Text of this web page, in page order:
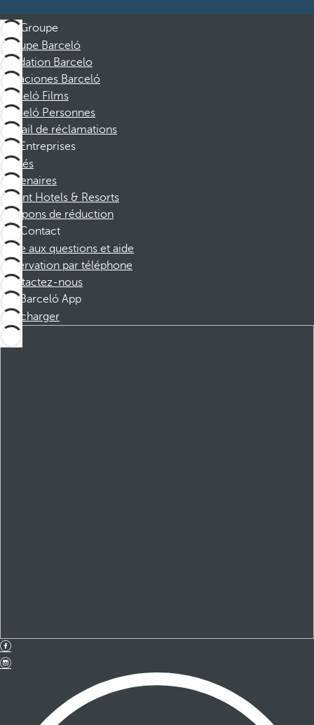
Groupe
Groupe Barceló
Fondation Barcelo
Vacaciones Barceló
Barceló Films
Barceló Personnes
Portail de réclamations
Entreprises
Affiliés
Partenaires
Dorint Hotels & Resorts
Coupons de réduction
Contact
Foire aux questions et aide
Réservation par téléphone
Contactez-nous
Barceló App
Télécharger